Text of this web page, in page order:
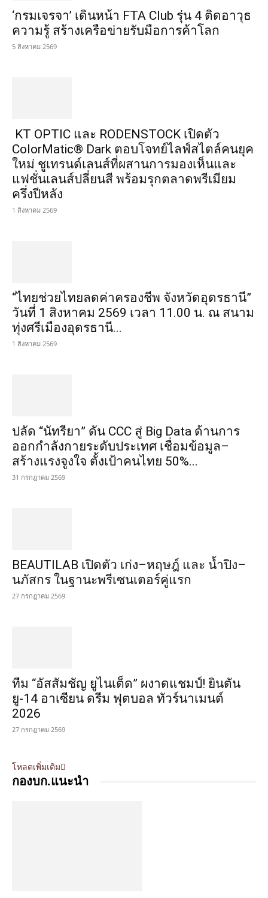
‘กรมเจรจา’ เดินหน้า FTA Club รุ่น 4 ติดอาวุธ
ความรู้ สร้างเครือข่ายรับมือการค้าโลก
5 สิงหาคม 2569
KT OPTIC และ RODENSTOCK เปิดตัว
ColorMatic® Dark ตอบโจทย์ไลฟ์สไตล์คนยุค
ใหม่ ชูเทรนด์เลนส์ที่ผสานการมองเห็นและ
แฟชั่นเลนส์ปลี่ยนสี พร้อมรุกตลาดพรีเมียม
ครึ่งปีหลัง
1 สิงหาคม 2569
“ไทยช่วยไทยลดค่าครองชีพ จังหวัดอุดรธานี”
วันที่ 1 สิงหาคม 2569 เวลา 11.00 น. ณ สนาม
ทุ่งศรีเมืองอุดรธานี...
1 สิงหาคม 2569
ปลัด “นัทรียา” ดัน CCC สู่ Big Data ด้านการ
ออกกำลังกายระดับประเทศ เชื่อมข้อมูล–
สร้างแรงจูงใจ ตั้งเป้าคนไทย 50%...
31 กรกฎาคม 2569
BEAUTILAB เปิดตัว เก่ง–หฤษฎ์ และ น้ำปิง–
นภัสกร ในฐานะพรีเซนเตอร์คู่แรก
27 กรกฎาคม 2569
ทีม “อัสสัมชัญ ยูไนเต็ด” ผงาดแชมป์! ยินตัน
ยู-14 อาเซียน ดรีม ฟุตบอล ทัวร์นาเมนต์
2026
27 กรกฎาคม 2569
โหลดเพิ่มเติม
กองบก.แนะนำ